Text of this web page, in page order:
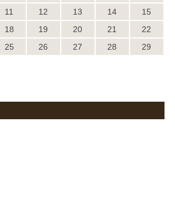
11 12 13 14
15
18 19 20 21
22
25 26 27 28
29